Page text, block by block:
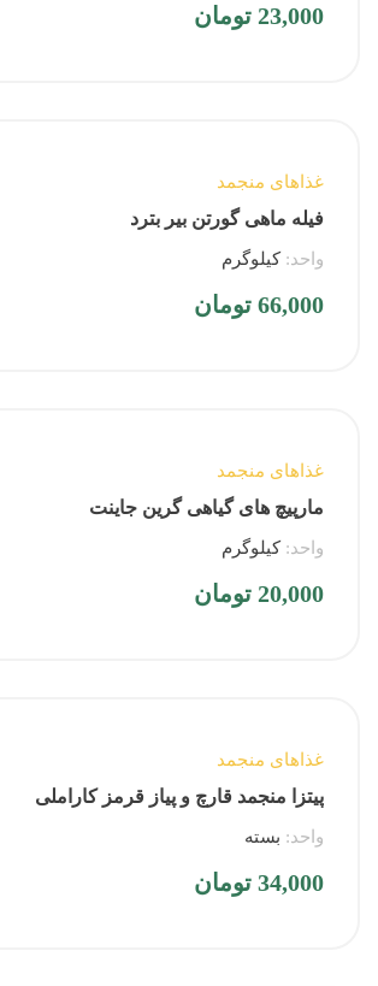
23,000 تومان
غذاهای منجمد
فیله ماهی گورتن بیر بترد
واحد: کیلوگرم
66,000 تومان
غذاهای منجمد
مارپیچ های گیاهی گرین جاینت
واحد: کیلوگرم
20,000 تومان
غذاهای منجمد
پیتزا منجمد قارچ و پیاز قرمز کاراملی
واحد: بسته
34,000 تومان